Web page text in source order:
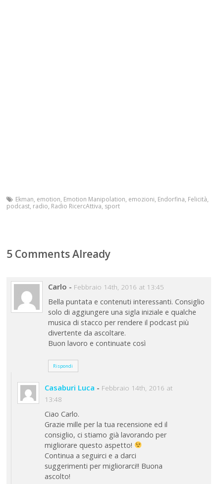
Ekman, emotion, Emotion Manipolation, emozioni, Endorfina, Felicità,
podcast, radio, Radio RicercAttiva, sport
5 Comments Already
Carlo - Febbraio 14th, 2016 at 13:45
Bella puntata e contenuti interessanti. Consiglio
solo di aggiungere una sigla iniziale e qualche
musica di stacco per rendere il podcast più
divertente da ascoltare.
Buon lavoro e continuate così
Rispondi
Casaburi Luca - Febbraio 14th, 2016 at
13:48
Ciao Carlo.
Grazie mille per la tua recensione ed il
consiglio, ci stiamo già lavorando per
migliorare questo aspetto!
Continua a seguirci e a darci
suggerimenti per migliorarci!! Buona
ascolto!